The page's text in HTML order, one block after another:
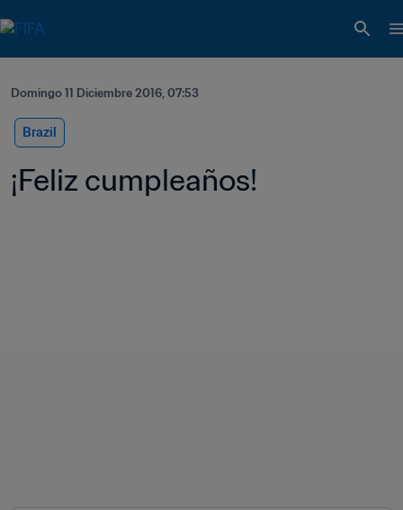
Domingo 11 Diciembre 2016, 07:53
Brazil
¡Feliz cumpleaños!